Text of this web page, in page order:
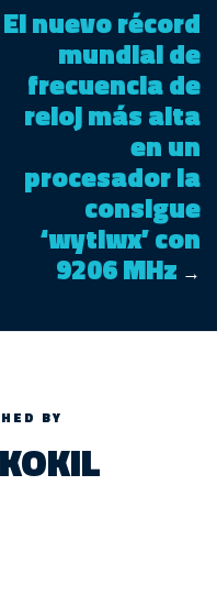
El nuevo récord
mundial de
frecuencia de
reloj más alta
en un
procesador la
consigue
‘wytiwx’ con
9206 MHz →
BY